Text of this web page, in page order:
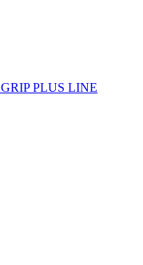
PLUS LINE